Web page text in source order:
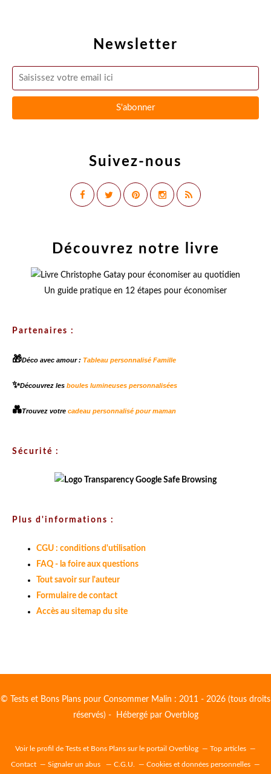
Newsletter
Suivez-nous
Découvrez notre livre
Un guide pratique en 12 étapes pour économiser
Partenaires :
🎁Déco avec amour : Tableau personnalisé Famille
✨Découvrez les boules lumineuses personnalisées
💑Trouvez votre cadeau personnalisé pour maman
Sécurité :
Plus d'informations :
CGU : conditions d'utilisation
FAQ - la foire aux questions
Tout savoir sur l'auteur
Formulaire de contact
Accès au sitemap du site
© Tests et Bons Plans pour Consommer Malin : 2011 - 2026 (tous droits
réservés) - Hébergé par Overblog
Voir le profil de Tests et Bons Plans sur le portail Overblog Top articles
Contact Signaler un abus C.G.U. Cookies et données personnelles